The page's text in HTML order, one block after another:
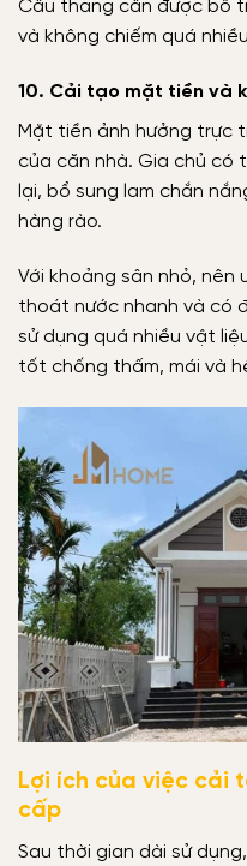
Cầu thang cần được bố
và không chiếm quá
10. Cải tạo mặt tiền và
Mặt tiền ảnh hưởng trực
của căn nhà. Gia chủ có
lại, bổ sung lam chắn
hàng rào.
Với khoảng sân nhỏ,
thoát nước nhanh và có
sử dụng quá nhiều vật
tốt chống thấm, mái và
Lợi ích của việc cải
cấp
Sau thời gian dài sử